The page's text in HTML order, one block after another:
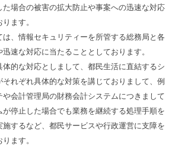
場合の被害の拡大防止や事案への迅速な対応
ます。
、情報セキュリティーを所管する総務局と各
速な対応に当たることとしております。
的な対応としまして、都民生活に直結するシ
れぞれ具体的な対策を講じておりまして、例
や会計管理局の財務会計システムにつきまして
停止した場合でも業務を継続する処理手順を
するなど、都民サービスや行政運営に支障を
ます。